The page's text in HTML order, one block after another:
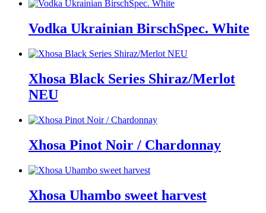
Vodka Ukrainian BirschSpec. White
Xhosa Black Series Shiraz/Merlot
NEU
Xhosa Pinot Noir / Chardonnay
Xhosa Uhambo sweet harvest